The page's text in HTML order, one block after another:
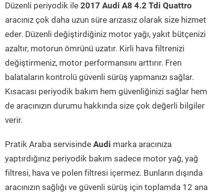
Düzenli periyodik ile 2017 Audi A8 4.2 Tdi Quattro
aracınız çok daha uzun süre arızasız olarak size hizmet
eder. Düzenli değiştirdiğiniz motor yağı, yakıt bütçenizi
azaltır, motorun ömrünü uzatır. Kirli hava filtrenizi
değiştirmeniz, motor performansını arttırır. Fren
balataların kontrolü güvenli sürüş yapmanızı sağlar.
Kısacası periyodik bakım hem güvenliğinizi sağlar hem
de aracınızın durumu hakkında size çok değerli bilgiler
verir.
Pratik Araba servisinde Audi marka aracınıza
yaptırdığınız periyodik bakım sadece motor yağ, yağ
filtresi, hava ve polen filtresi içermez. Bunların dışında
aracınızın sağlığı ve güvenli sürüş için toplamda 12 ana